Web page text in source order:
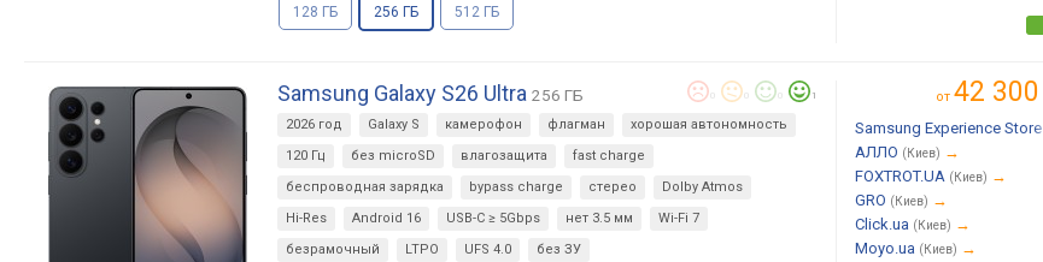
128 ГБ 256 ГБ 512 ГБ
Samsung Galaxy S26 Ultra 256 ГБ 1
2026 год Galaxy S камерофон флагман
хорошая автономность
120 Гц
без microSD влагозащита
fast charge
беспроводная зарядка
bypass charge стерео
Dolby Atmos
Hi-Res
Android 16 USB-C ≥ 5Gbps нет 3.5 мм
Wi-Fi 7
безрамочный
LTPO UFS 4.0 без ЗУ
от 42 300
Samsung Experience Store
АЛЛО (Киев) →
FOXTROT.UA (Киев) →
GRO (Киев) →
Click.ua (Киев) →
Moyo.ua (Киев) →